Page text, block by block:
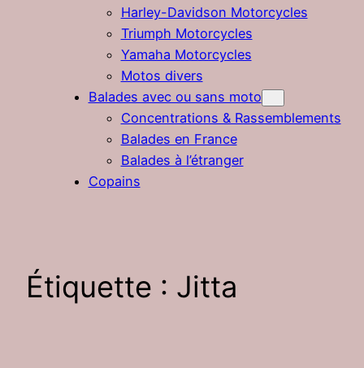
Harley-Davidson Motorcycles
Triumph Motorcycles
Yamaha Motorcycles
Motos divers
Balades avec ou sans moto
Concentrations & Rassemblements
Balades en France
Balades à l’étranger
Copains
Étiquette : Jitta